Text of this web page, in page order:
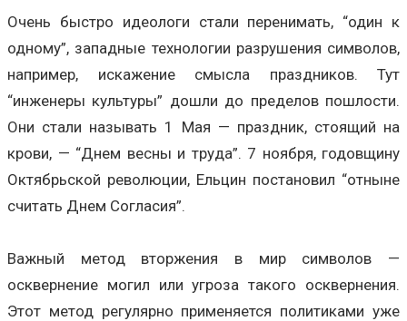
Очень быстро идеологи стали перенимать, “один к
одному”, западные технологии разрушения символов,
например, искажение смысла праздников. Тут
“инженеры культуры” дошли до пределов пошлости.
Они стали называть 1 Мая — праздник, стоящий на
крови, — “Днем весны и труда”. 7 ноября, годовщину
Октябрьской революции, Ельцин постановил “отныне
считать Днем Согласия”.
Важный метод вторжения в мир символов —
осквернение могил или угроза такого осквернения.
Этот метод регулярно применяется политиками уже